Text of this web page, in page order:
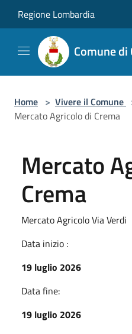
Regione Lombardia
Comune di
Home > Vivere il Comune
Mercato Agricolo di Crema
Mercato
Crema
Mercato Agricolo Via Verdi
Data inizio :
19 luglio 2026
Data fine:
19 luglio 2026